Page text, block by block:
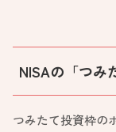
NISAの「つみ
つみたて投資枠の